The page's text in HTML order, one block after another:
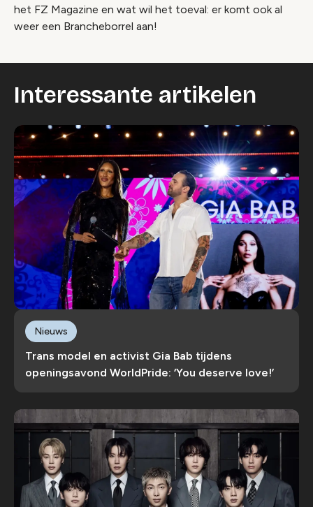
het FZ Magazine en wat wil het toeval: er komt ook al
weer een Brancheborrel aan!
Interessante artikelen
Trans model en activist Gia Bab tijdens
openingsavond WorldPride: ‘You deserve love!’
Nieuws